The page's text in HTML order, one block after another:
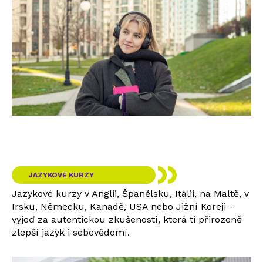
JAZYKOVÉ KURZY
Jazykové kurzy v Anglii, Španělsku, Itálii, na Maltě, v
Irsku, Německu, Kanadě, USA nebo Jižní Koreji –
vyjeď za autentickou zkušeností, která ti přirozeně
zlepší jazyk i sebevědomí.